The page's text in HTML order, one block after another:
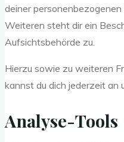
deiner
Weiteren steht dir ein
Aufsichtsbehörde zu.
Hierzu sowie zu weiteren
kannst du dich jederzeit an
Analyse-Tools